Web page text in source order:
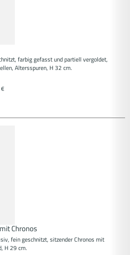
farbig gefasst und partiell vergoldet,
Altersspuren, H 32 cm.
Chronos
fein geschnitzt, sitzender Chronos mit
H 29 cm.